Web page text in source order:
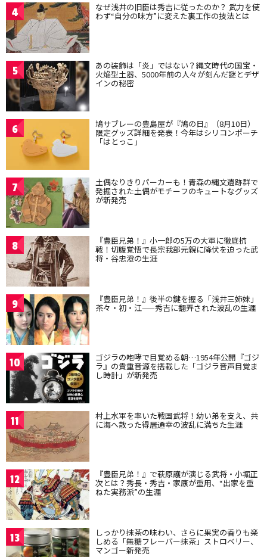
4 なぜ浅井の旧臣は秀吉に従ったのか？ 武力を使
わず“自分の味方”に変えた裏工作の技法とは
5 あの装飾は「炎」ではない？縄文時代の国宝・
火焔型土器、5000年前の人々が刻んだ謎とデザ
インの秘密
6 鳩サブレーの豊島屋が『鳩の日』（8月10日）
限定グッズ詳細を発表！今年はシリコンポーチ
「はとっこ」
7 土偶なりきりパーカーも！青森の縄文遺跡群で
発掘された土偶がモチーフのキュートなグッズ
が新発売
8 『豊臣兄弟！』小一郎の5万の大軍に徹底抗
戦！切腹覚悟で長宗我部元親に降伏を迫った武
将・谷忠澄の生涯
9 『豊臣兄弟！』後半の鍵を握る「浅井三姉妹」
茶々・初・江——秀吉に翻弄された波乱の生涯
10 ゴジラの咆哮で目覚める朝…1954年公開『ゴジ
ラ』の貴重音源を搭載した「ゴジラ音声目覚ま
し時計」が新発売
11 村上水軍を率いた戦国武将！幼い弟を支え、共
に海へ散った得居通幸の波乱に満ちた生涯
12 『豊臣兄弟！』で萩原護が演じる武将・小堀正
次とは？秀長・秀吉・家康が重用、“出家を重
ねた実務派”の生涯
13 しっかり抹茶の味わい、さらに果実の香りも楽
しめる「無糖フレーバー抹茶」ストロベリー、
マンゴー新発売